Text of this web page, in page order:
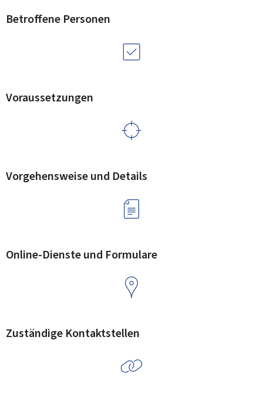
Betroffene Personen
Voraussetzungen
Vorgehensweise und Details
Online-Dienste und Formulare
Zuständige Kontaktstellen